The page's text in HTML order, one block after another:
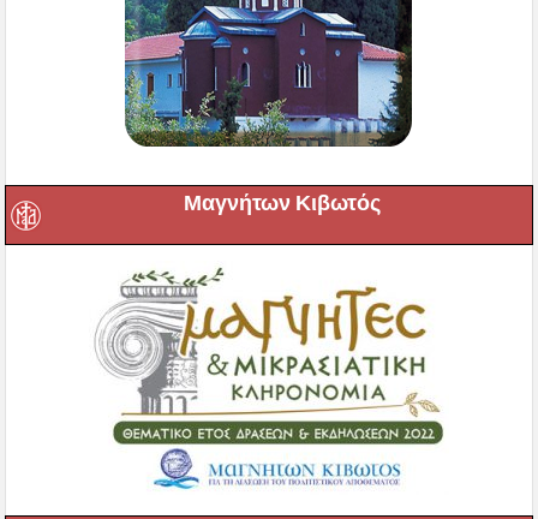
Μαγνήτων Κιβωτός